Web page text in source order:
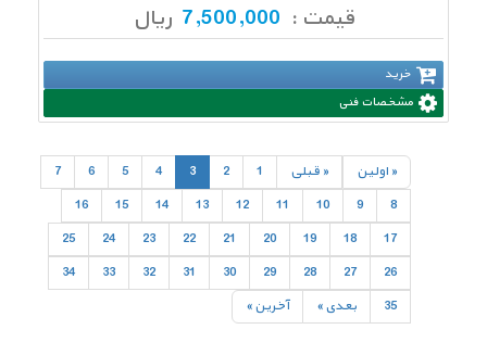
قیمت : ریال
خرید
مشخصات فنی
« اولين « قبلی 1
2
3
4
5
6
7
8
9
10
11
12
13
14
15
16
17
18
19
20
21
22
23
24
25
26
27
28
29
30
31
32
33
34
35
بعدی » آخرين »